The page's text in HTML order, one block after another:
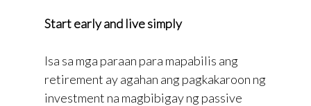
Start early and live simply
Isa sa mga paraan para mapabilis ang
retirement ay agahan ang pagkakaroon ng
investment na magbibigay ng passive